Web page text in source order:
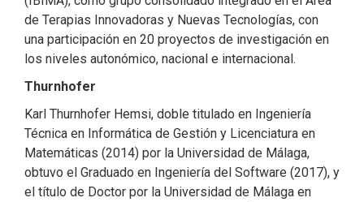
de Terapias Innovadoras y Nuevas Tecnologías, con
una participación en 20 proyectos de investigación en
los niveles autonómico, nacional e internacional.
Thurnhofer
Karl Thurnhofer Hemsi, doble titulado en Ingeniería
Técnica en Informática de Gestión y Licenciatura en
Matemáticas (2014) por la Universidad de Málaga,
obtuvo el Graduado en Ingeniería del Software (2017), y
el título de Doctor por la Universidad de Málaga en